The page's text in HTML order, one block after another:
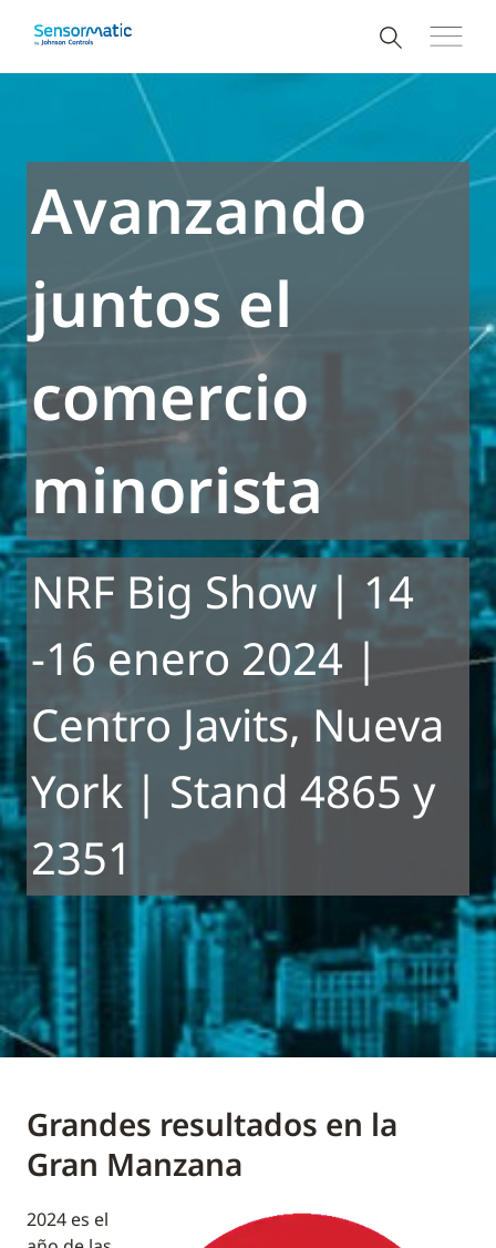
Avanzando
juntos el
comercio
minorista
NRF Big Show | 14
-16 enero 2024 |
Centro Javits, Nueva
York | Stand 4865 y
2351
Grandes resultados en la
Gran Manzana
2024 es el